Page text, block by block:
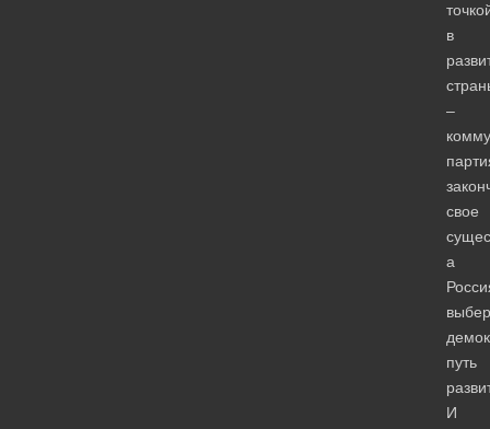
в
–
свое
а
путь
И